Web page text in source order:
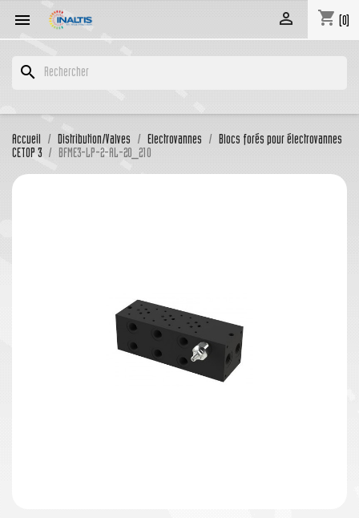
 shopping_cart (0)

search
Accueil Distribution/Valves Electrovannes
Blocs forés pour électrovannes
CETOP 3
BFME3-LP-2-AL-20_210